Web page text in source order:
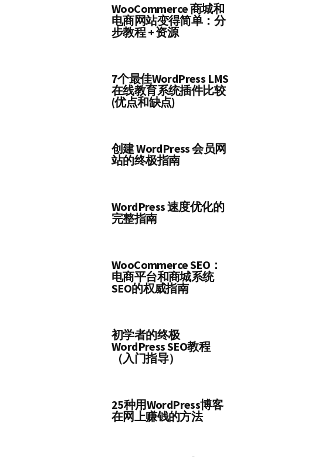
WooCommerce 商城和
电商网站变得简单：分
步教程 + 资源
7个最佳WordPress LMS
在线教育系统插件比较
(优点和缺点)
创建 WordPress 会员网
站的终极指南
WordPress 速度优化的
完整指南
WooCommerce SEO：
电商平台和商城系统
SEO的权威指南
初学者的终极
WordPress SEO教程
（入门指导）
25种用WordPress博客
在网上赚钱的方法